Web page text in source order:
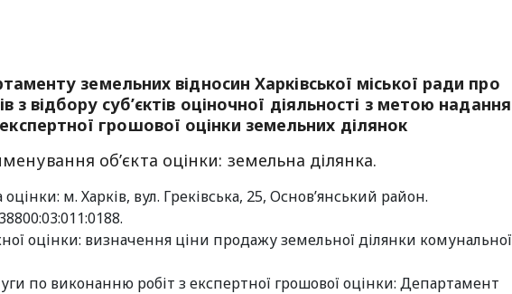
земельних відносин Харківської міської ради про
з відбору суб’єктів оціночної діяльності з метою надання
грошової оцінки земельних ділянок
об’єкта оцінки: земельна ділянка.
м. Харків, вул. Греківська, 25, Основ’янський район.
оцінки: визначення ціни продажу земельної ділянки комунальної
по виконанню робіт з експертної грошової оцінки: Департамент